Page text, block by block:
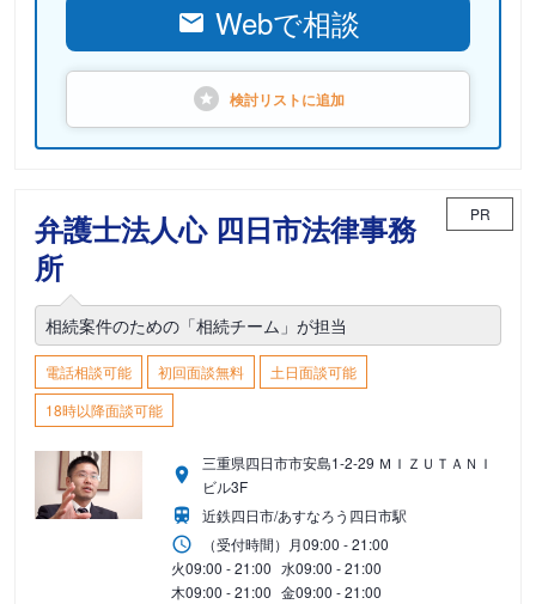
Webで相談
検討リストに追加
弁護士法人心 四日市法律事務
所
PR
相続案件のための「相続チーム」が担当
電話相談可能 初回面談無料
土日面談可能
18時以降面談可能
三重県四日市市安島1-2-29 ＭＩＺＵＴＡＮＩ
ビル3F
近鉄四日市/あすなろう四日市駅
（受付時間） 月09:00 - 21:00
火09:00 - 21:00 水09:00 - 21:00
木09:00 - 21:00 金09:00 - 21:00